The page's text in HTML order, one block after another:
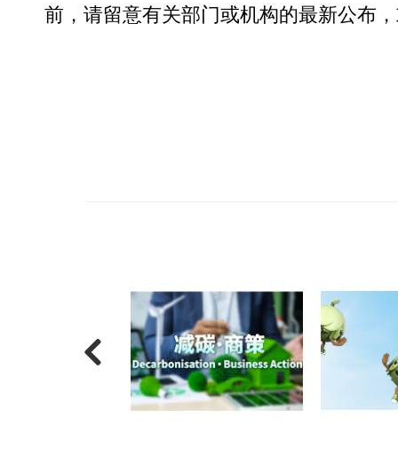
前，请留意有关部门或机构的最新公布